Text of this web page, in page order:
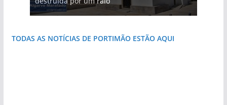
TODAS AS NOTÍCIAS DE PORTIMÃO ESTÃO AQUI